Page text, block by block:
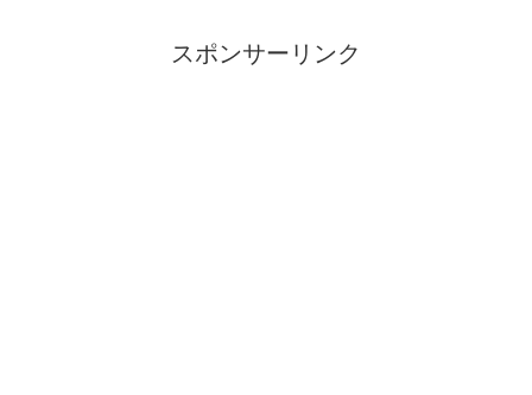
スポンサーリンク